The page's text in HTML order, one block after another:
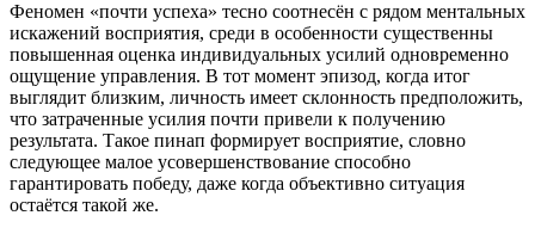
Феномен «почти успеха» тесно соотнесён с рядом ментальных
искажений восприятия, среди в особенности существенны
повышенная оценка индивидуальных усилий одновременно
ощущение управления. В тот момент эпизод, когда итог
выглядит близким, личность имеет склонность предположить,
что затраченные усилия почти привели к получению
результата. Такое пинап формирует восприятие, словно
следующее малое усовершенствование способно
гарантировать победу, даже когда объективно ситуация
остаётся такой же.